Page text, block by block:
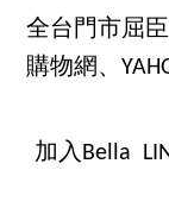
全台門市屈
購物網、
加入Bella